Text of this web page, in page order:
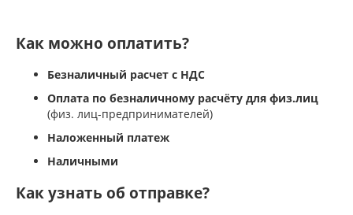
Как можно оплатить?
Безналичный расчет с НДС
Оплата по безналичному расчёту для физ.лиц
(физ. лиц-предпринимателей)
Наложенный платеж
Наличными
Как узнать об отправке?